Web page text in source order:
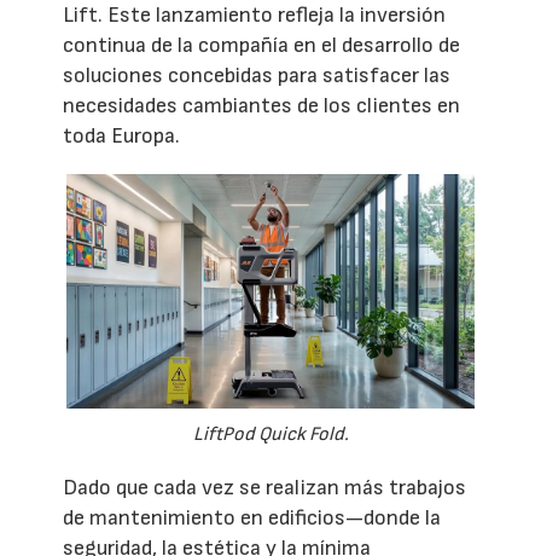
Lift. Este lanzamiento refleja la inversión
continua de la compañía en el desarrollo de
soluciones concebidas para satisfacer las
necesidades cambiantes de los clientes en
toda Europa.
LiftPod Quick Fold.
Dado que cada vez se realizan más trabajos
de mantenimiento en edificios—donde la
seguridad, la estética y la mínima